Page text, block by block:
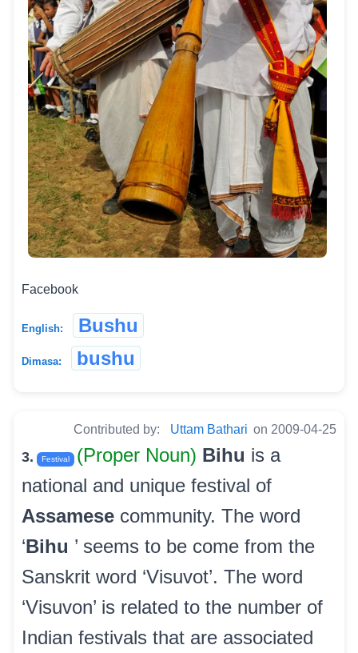
Facebook
English: Bushu
Dimasa: bushu
Contributed by: Uttam Bathari on 2009-04-25
3. Festival (Proper Noun) Bihu is a
national and unique festival of
Assamese community. The word
‘Bihu ’ seems to be come from the
Sanskrit word ‘Visuvot’. The word
‘Visuvon’ is related to the number of
Indian festivals that are associated